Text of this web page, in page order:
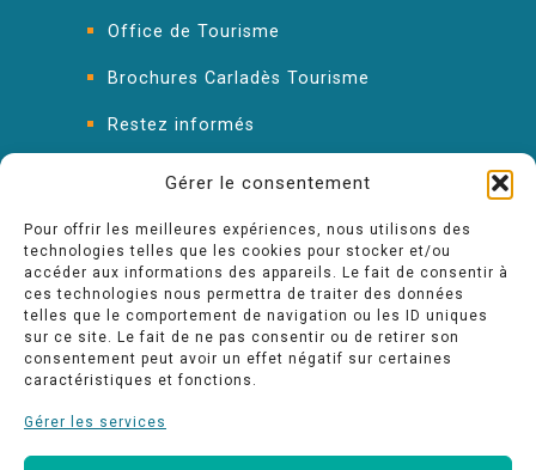
Gérer le consentement
Pour offrir les meilleures expériences, nous utilisons des
technologies telles que les cookies pour stocker et/ou
accéder aux informations des appareils. Le fait de consentir à
ces technologies nous permettra de traiter des données
telles que le comportement de navigation ou les ID uniques
sur ce site. Le fait de ne pas consentir ou de retirer son
consentement peut avoir un effet négatif sur certaines
caractéristiques et fonctions.
Gérer les services
Office de Tourisme
Brochures Carladès Tourisme
Restez informés
FAQ : les réponses à vos questions